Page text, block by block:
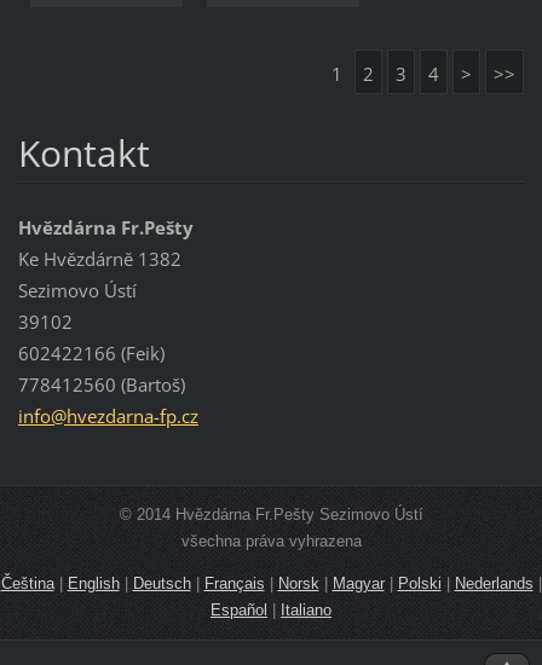
1 2 3 4 > >>
Kontakt
Hvězdárna Fr.Pešty
Ke Hvězdárně 1382
Sezimovo Ústí
39102
602422166 (Feik)
778412560 (Bartoš)
info@hvezdarna-fp.cz
© 2014 Hvězdárna Fr.Pešty Sezimovo Ústí
všechna práva vyhrazena
Čeština| English| Deutsch| Français Norsk|Magyar| Polski | Nederlands|
Español
Italiano